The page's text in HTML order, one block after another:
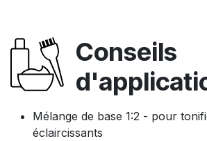
Conseils
Mélange de base 1:2 - pour
éclaircissants